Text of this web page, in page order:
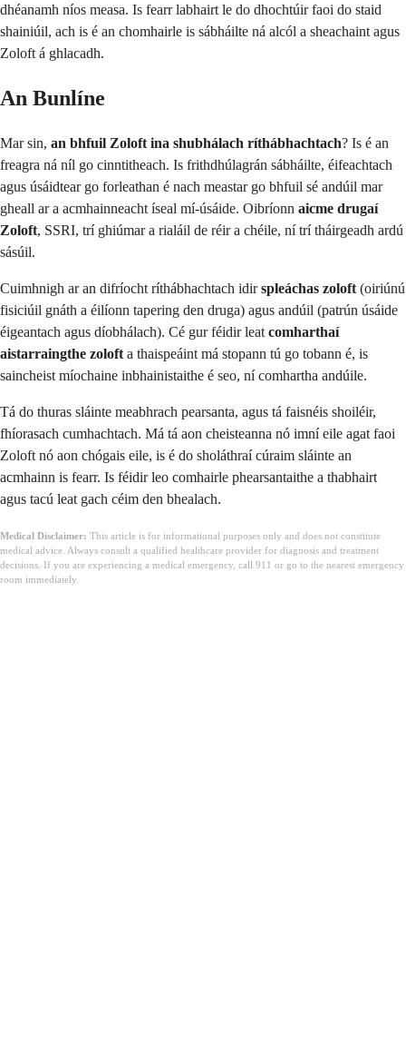
dhéanamh níos measa. Is fearr labhairt le do dhochtúir faoi do staid
shainiúil, ach is é an chomhairle is sábháilte ná alcól a sheachaint agus
Zoloft á ghlacadh.
An Bunlíne
Mar sin, an bhfuil Zoloft ina shubhálach ríthábhachtach? Is é an
freagra ná níl go cinntitheach. Is frithdhúlagrán sábháilte, éifeachtach
agus úsáidtear go forleathan é nach meastar go bhfuil sé andúil mar
gheall ar a acmhainneacht íseal mí-úsáide. Oibríonn aicme drugaí
Zoloft, SSRI, trí ghiúmar a rialáil de réir a chéile, ní trí tháirgeadh ardú
sásúil.
Cuimhnigh ar an difríocht ríthábhachtach idirspleáchas zoloft (oiriúnú
fisiciúil gnáth a éilíonn tapering den druga) agus andúil (patrún úsáide
éigeantach agus díobhálach). Cé gur féidir leat comharthaí
aistarraingthe zoloft a thaispeáint má stopann tú go tobann é, is
saincheist míochaine inbhainistaithe é seo, ní comhartha andúile.
Tá do thuras sláinte meabhrach pearsanta, agus tá faisnéis shoiléir,
fhíorasach cumhachtach. Má tá aon cheisteanna nó imní eile agat faoi
Zoloft nó aon chógais eile, is é do sholáthraí cúraim sláinte an
acmhainn is fearr. Is féidir leo comhairle phearsantaithe a thabhairt
agus tacú leat gach céim den bhealach.
Medical Disclaimer: This article is for informational purposes only and does not constitute
medical advice. Always consult a qualified healthcare provider for diagnosis and treatment
decisions. If you are experiencing a medical emergency, call 911 or go to the nearest emergency
room immediately.